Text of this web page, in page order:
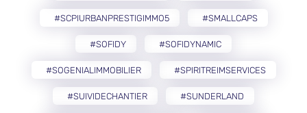
#SCPIURBANPRESTIGIMMO5 #SMALLCAPS
#SOFIDY #SOFIDYNAMIC
#SOGENIALIMMOBILIER #SPIRITREIMSERVICES
#SUIVIDECHANTIER #SUNDERLAND